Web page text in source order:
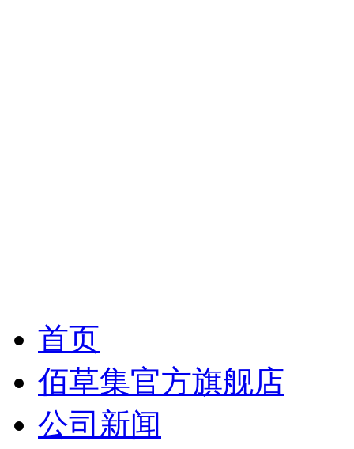
首页
佰草集官方旗舰店
公司新闻